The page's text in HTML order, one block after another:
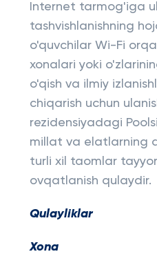
Internet tarmog'iga
tashvishlanishning
o'quvchilar Wi-Fi
xonalari yoki
o'qish va ilmiy
chiqarish uchun
rezidensiyadagi
millat va elatlarning
turli xil taomlar
ovqatlanish qulaydir.
Qulayliklar
Xona